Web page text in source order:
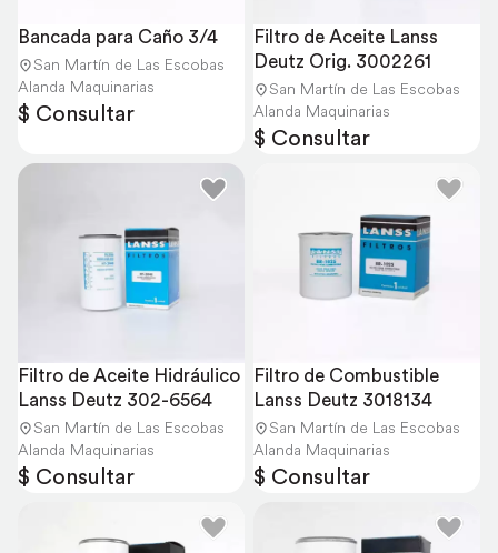
Bancada para Caño 3/4
San Martín de Las Escobas
Alanda Maquinarias
$ Consultar
Filtro de Aceite Lanss
Deutz Orig. 3002261
San Martín de Las Escobas
Alanda Maquinarias
$ Consultar
Filtro de Aceite Hidráulico
Lanss Deutz 302-6564
San Martín de Las Escobas
Alanda Maquinarias
$ Consultar
Filtro de Combustible
Lanss Deutz 3018134
San Martín de Las Escobas
Alanda Maquinarias
$ Consultar